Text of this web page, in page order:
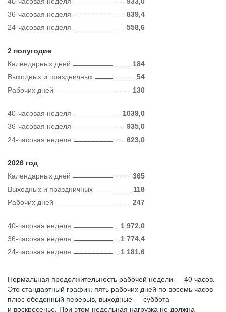
36-часовая неделя
839,4
24-часовая неделя
558,6
2 полугодие
Календарных дней
184
Рабочих дней 130
Выходных и праздничных 54
40-часовая неделя
1039,0
36-часовая неделя
935,0
24-часовая неделя
623,0
2026 год
Календарных дней
365
Рабочих дней 247
Выходных и праздничных 118
40-часовая неделя
1 972,0
36-часовая неделя
1 774,4
24-часовая неделя
1 181,6
Нормальная продолжительность рабочей недели — 40 часов.
Это стандартный график: пять рабочих дней по восемь часов
плюс обеденный перерыв, выходные — суббота
и воскресенье. При этом недельная нагрузка не должна